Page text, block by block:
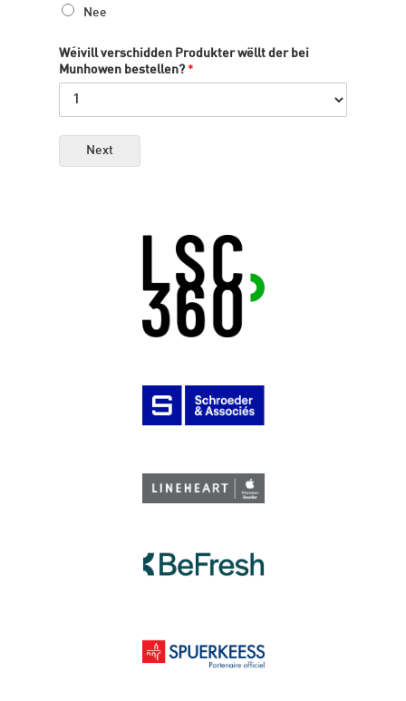
Nee
Wéivill verschidden Produkter wëllt der bei
Munhowen bestellen? *
Next